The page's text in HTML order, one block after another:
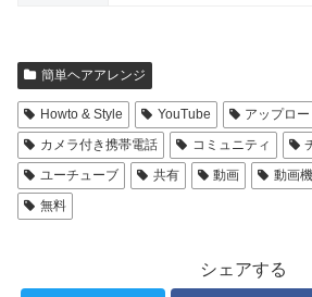
簡単ヘアアレンジ
Howto & Style YouTube
アップロー
カメラ付き携帯電話
コミュニティ
ユーチューブ
共有 動画
動画
無料
シェアする